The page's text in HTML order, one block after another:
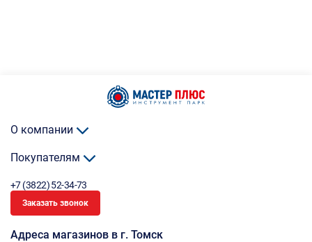
О компании
Покупателям
+7 (3822) 52-34-73
Заказать звонок
Адреса магазинов в г. Томск